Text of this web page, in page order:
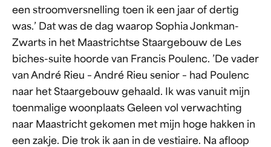
een stroomversnelling toen ik een jaar of dertig
was.’ Dat was de dag waarop Sophia Jonkman-
Zwarts in het Maastrichtse Staargebouw de Les
biches-suite hoorde van Francis Poulenc. ’De vader
van André Rieu – André Rieu senior – had Poulenc
naar het Staargebouw gehaald. Ik was vanuit mijn
toenmalige woonplaats Geleen vol verwachting
naar Maastricht gekomen met mijn hoge hakken in
een zakje. Die trok ik aan in de vestiaire. Na afloop